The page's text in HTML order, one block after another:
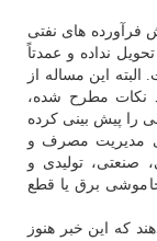
فرآورده های نفتی
نداده و عمدتاً
این مساله از
نکات مطرح شده،
را پیش بینی کرده
مدیریت مصرف و
صنعتی، تولیدی و
برق یا قطع
که این خبر هنوز